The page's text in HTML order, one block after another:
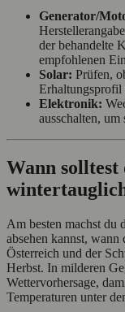
Generator/
der behandelte
empfohlenen
Solar: Prüfen,
Erhaltungsprofil
Elektronik:
ausschalten,
Wann
Am besten machst du
absehen kannst,
Österreich und der
Herbst. In milderen
Wettervorhersage,
Temperaturen unter